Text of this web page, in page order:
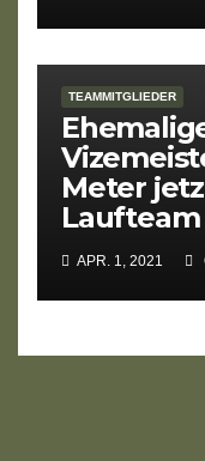
TEAMMITGLIEDER
Meter
Laufteam
APR. 1, 2021